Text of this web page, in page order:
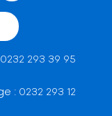
0232 293 39 95
: 0232 293 12